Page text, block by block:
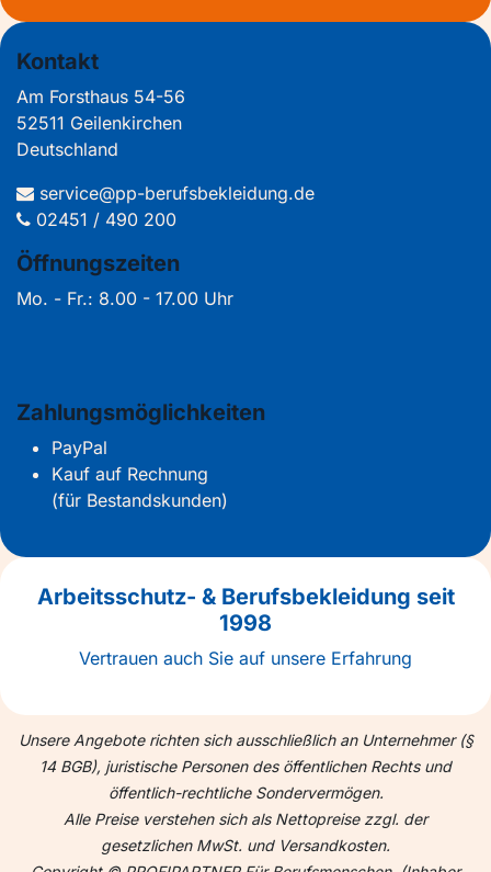
Kontakt
Am Forsthaus 54-56
52511 Geilenkirchen
Deutschland
service@pp-berufsbekleidung.de
02451 / 490 200
Öffnungszeiten
Mo. - Fr.: 8.00 - 17.00 Uhr
Zahlungsmöglichkeiten
PayPal
Kauf auf Rechnung
(für Bestandskunden)
Arbeitsschutz- & Berufsbekleidung seit
1998
Vertrauen auch Sie auf unsere Erfahrung
Unsere Angebote richten sich ausschließlich an Unternehmer (§
14 BGB), juristische Personen des öffentlichen Rechts und
öffentlich-rechtliche Sondervermögen.
Alle Preise verstehen sich als Nettopreise zzgl. der
gesetzlichen MwSt. und Versandkosten.